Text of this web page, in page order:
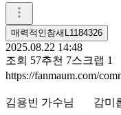
매력적인참새L1184326
2025.08.22 14:48
조회 57추천 7스크랩 1
https://fanmaum.com/
김용빈 가수님 감미